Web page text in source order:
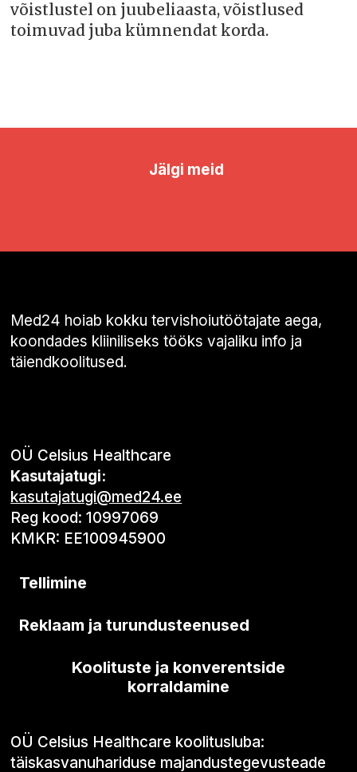
võistlustel on juubeliaasta, võistlused
toimuvad juba kümnendat korda.
Jälgi meid
Med24 hoiab kokku tervishoiutöötajate aega,
koondades kliiniliseks tööks vajaliku info ja
täiendkoolitused.
OÜ Celsius Healthcare
Kasutajatugi:
kasutajatugi@med24.ee
Reg kood: 10997069
KMKR: EE100945900
Tellimine
Reklaam ja turundusteenused
Koolituste ja konverentside
korraldamine
OÜ Celsius Healthcare koolitusluba:
täiskasvanuhariduse majandustegevusteade